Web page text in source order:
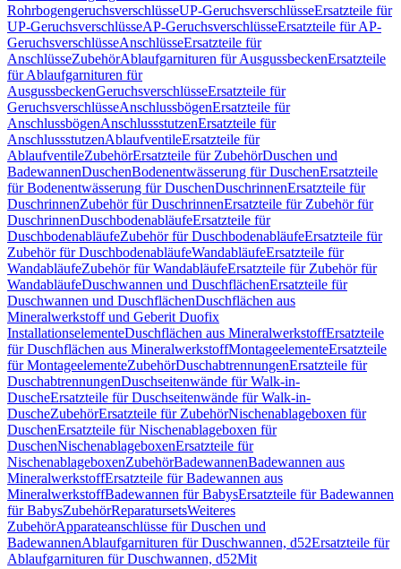
RohrbogengeruchsverschlüsseUP-GeruchsverschlüsseErsatzteile für
UP-GeruchsverschlüsseAP-GeruchsverschlüsseErsatzteile für AP-
GeruchsverschlüsseAnschlüsseErsatzteile für
AnschlüsseZubehörAblaufgarnituren für AusgussbeckenErsatzteile
für Ablaufgarnituren für
AusgussbeckenGeruchsverschlüsseErsatzteile für
GeruchsverschlüsseAnschlussbögenErsatzteile für
AnschlussbögenAnschlussstutzenErsatzteile für
AnschlussstutzenAblaufventileErsatzteile für
AblaufventileZubehörErsatzteile für ZubehörDuschen und
BadewannenDuschenBodenentwässerung für DuschenErsatzteile
für Bodenentwässerung für DuschenDuschrinnenErsatzteile für
DuschrinnenZubehör für DuschrinnenErsatzteile für Zubehör für
DuschrinnenDuschbodenabläufeErsatzteile für
DuschbodenabläufeZubehör für DuschbodenabläufeErsatzteile für
Zubehör für DuschbodenabläufeWandabläufeErsatzteile für
WandabläufeZubehör für WandabläufeErsatzteile für Zubehör für
WandabläufeDuschwannen und DuschflächenErsatzteile für
Duschwannen und DuschflächenDuschflächen aus
Mineralwerkstoff und Geberit Duofix
InstallationselementeDuschflächen aus MineralwerkstoffErsatzteile
für Duschflächen aus MineralwerkstoffMontageelementeErsatzteile
für MontageelementeZubehörDuschabtrennungenErsatzteile für
DuschabtrennungenDuschseitenwände für Walk-in-
DuscheErsatzteile für Duschseitenwände für Walk-in-
DuscheZubehörErsatzteile für ZubehörNischenablageboxen für
DuschenErsatzteile für Nischenablageboxen für
DuschenNischenablageboxenErsatzteile für
NischenablageboxenZubehörBadewannenBadewannen aus
MineralwerkstoffErsatzteile für Badewannen aus
MineralwerkstoffBadewannen für BabysErsatzteile für Badewannen
für BabysZubehörReparatursetsWeiteres
ZubehörApparateanschlüsse für Duschen und
BadewannenAblaufgarnituren für Duschwannen, d52Ersatzteile für
Ablaufgarnituren für Duschwannen, d52Mit